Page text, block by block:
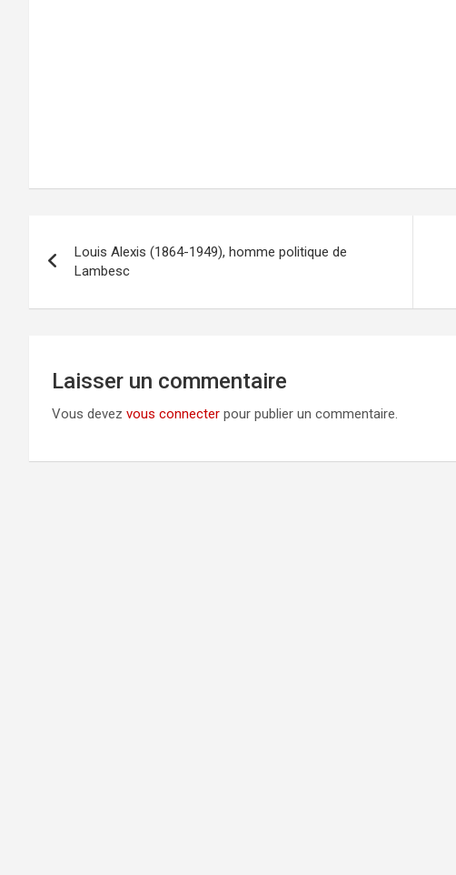
Navigation
Louis Alexis (1864-1949), homme politique de
Lambesc
Laisser un commentaire
Vous devez vous connecter pour publier un commentaire.